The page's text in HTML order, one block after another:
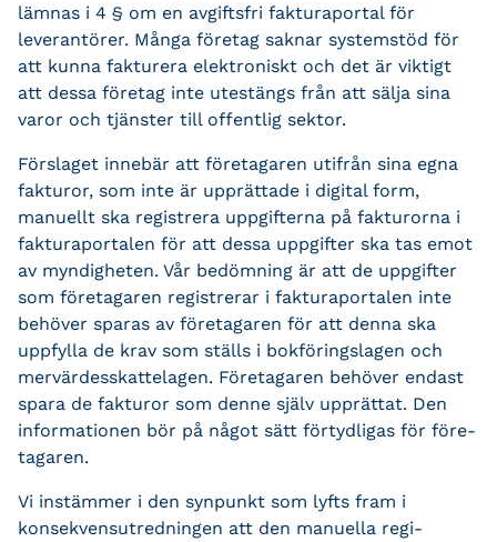
lämnas i 4 § om en avgiftsfri fakturaportal för
leverantörer. Många företag saknar systemstöd för
att kunna fakturera elektroniskt och det är viktigt
att dessa företag inte utestängs från att sälja sina
varor och tjänster till offentlig sektor.
Förslaget innebär att företagaren utifrån sina egna
fakturor, som inte är upprättade i digital form,
manuellt ska registrera uppgifterna på fakturorna i
fakturaportalen för att dessa uppgif­ter ska tas emot
av myndigheten. Vår bedömning är att de uppgifter
som företagaren regi­strerar i fakturaportalen inte
behöver sparas av företagaren för att denna ska
uppfylla de krav som ställs i bokföringslagen och
mervärdesskattelagen. Företagaren behöver endast
spara de fakturor som denne själv upprättat. Den
informationen bör på något sätt förtydligas för före­
tagaren.
Vi instämmer i den synpunkt som lyfts fram i
konsekvensutredningen att den manuella regi­